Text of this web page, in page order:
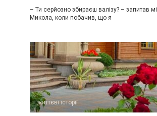
– Ти серйозно збираєш валізу? – запитав
Микола, коли побачив, що я
життєві історії